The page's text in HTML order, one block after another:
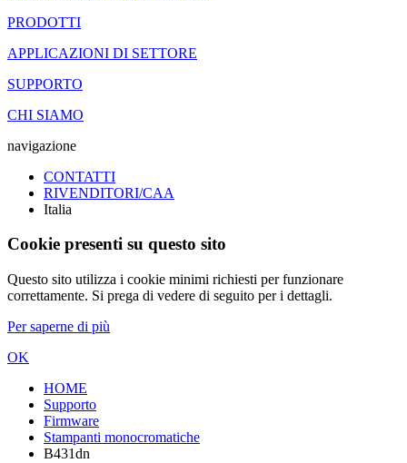
PRODOTTI
APPLICAZIONI DI SETTORE
SUPPORTO
CHI SIAMO
navigazione
CONTATTI
RIVENDITORI/CAA
Italia
Cookie presenti su questo sito
Questo sito utilizza i cookie minimi richiesti per funzionare
correttamente. Si prega di vedere di seguito per i dettagli.
Per saperne di più
OK
HOME
Supporto
Firmware
Stampanti monocromatiche
B431dn